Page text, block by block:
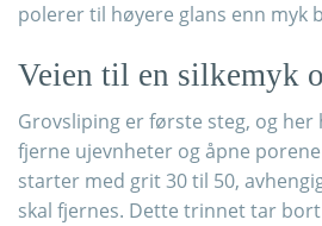
polerer til høyere glans enn myk
Veien til en silkemyk
Grovsliping er første steg, og
fjerne ujevnheter og åpne
starter med grit 30 til 50,
skal fjernes. Dette trinnet tar